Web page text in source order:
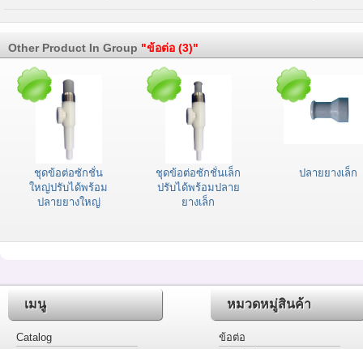
Other Product In Group "ข้อต่อ (3)"
ชุดข้อต่อซักชั่น
ใหญ่ปรับได้พร้อม
ปลายยางใหญ่
ชุดข้อต่อซักชั่นเล็ก
ปรับได้พร้อมปลาย
ยางเล็ก
ปลายยางเล็ก
เมนู
Catalog
หมวดหมู่สินค้า
ข้อต่อ